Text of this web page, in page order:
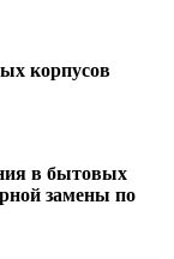
корпусов
в бытовых
замены по